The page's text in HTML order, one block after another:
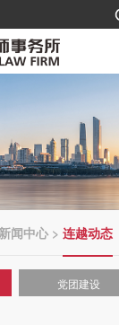
新闻中心 > 连越动态
党团建设